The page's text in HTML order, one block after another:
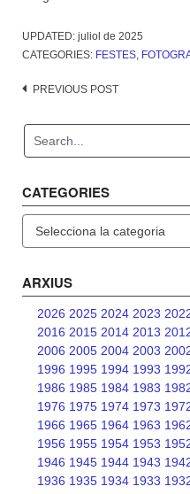
UPDATED: juliol de 2025
CATEGORIES: FESTES
Post
PREVIOUS POST
CATEGORIES
Categories
ARXIUS
2026 2025 2024 2023
2016 2015 2014 2013
2006 2005 2004 2003
1996 1995 1994 1993
1986 1985 1984 1983
1976 1975 1974 1973
1966 1965 1964 1963
1956 1955 1954 1953
1946 1945 1944 1943
1936 1935 1934 1933